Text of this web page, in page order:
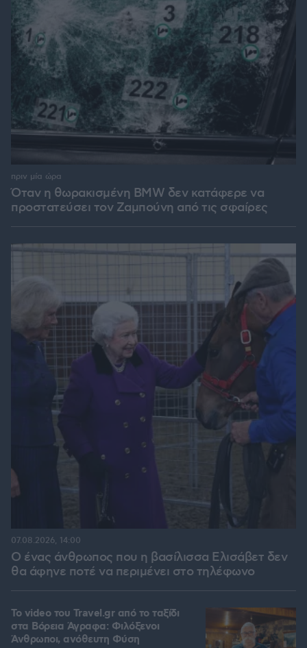
Όταν η θωρακισμένη BMW δεν κατάφερε να
προστατεύσει τον Ζαμπούνη από τις σφαίρες
πριν μία ώρα
Ο ένας άνθρωπος που η βασίλισσα Ελισάβετ δεν
θα άφηνε ποτέ να περιμένει στο τηλέφωνο
07.08.2026, 14:00
To video του Travel.gr από το ταξίδι
στα Βόρεια Άγραφα: Φιλόξενοι
Άνθρωποι, ανόθευτη Φύση